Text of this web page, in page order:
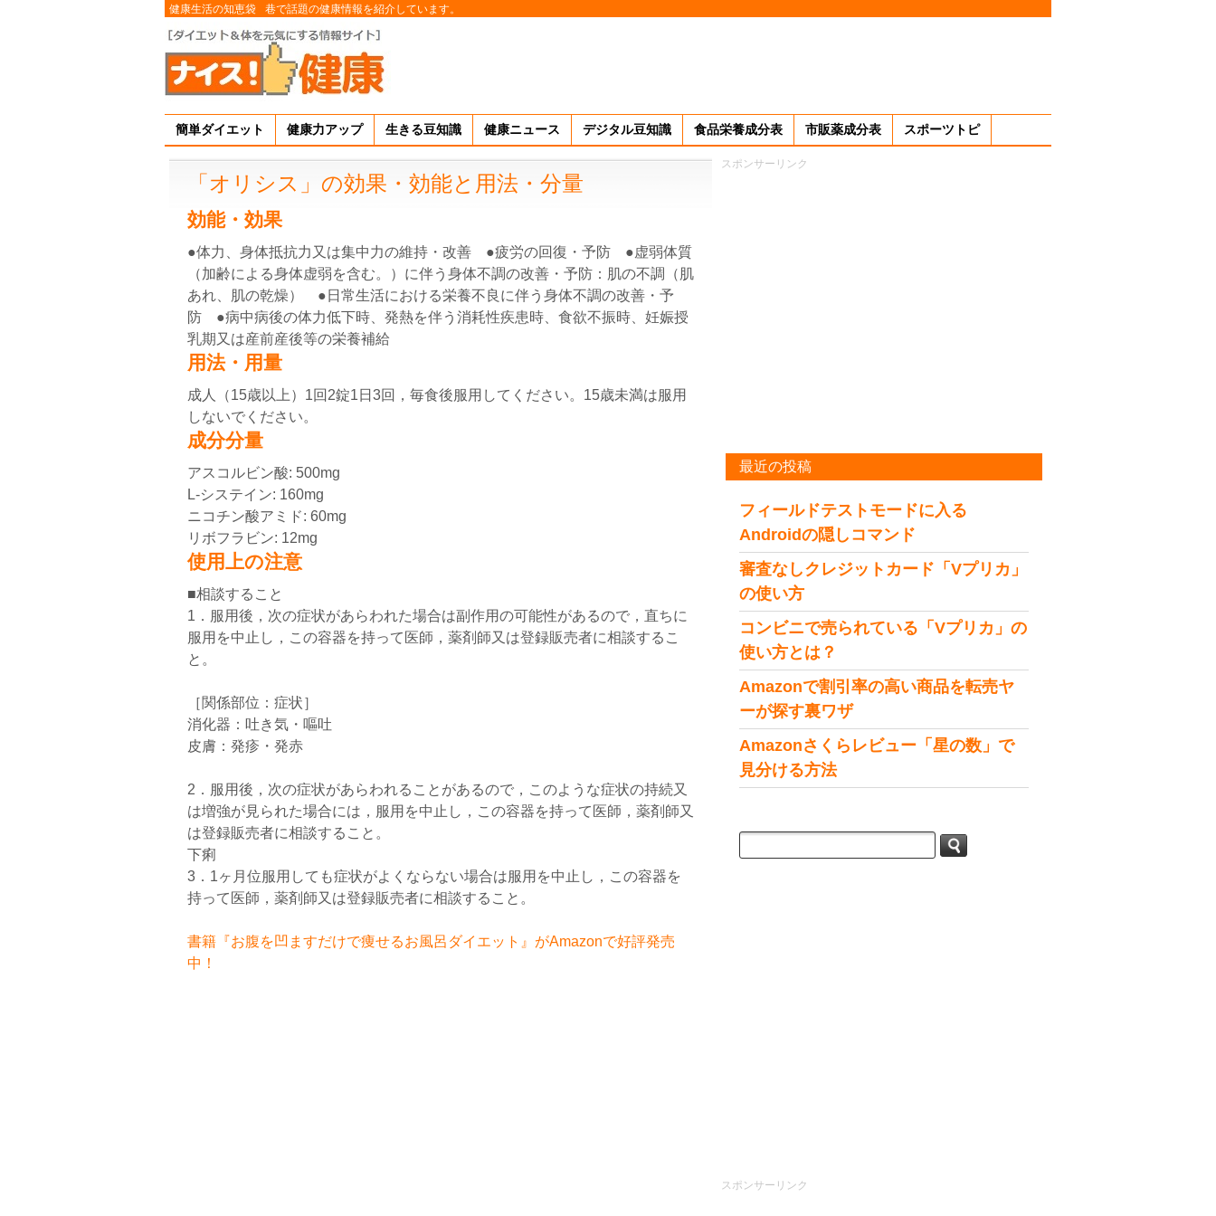
健康生活の知恵袋 巷で話題の健康情報を紹介しています。
簡単ダイエット 健康力アップ 生きる豆知識 健康ニュース デジタル豆知識 食品栄養成分表 市販薬成分表 スポーツトピ
「オリシス」の効果・効能と用法・分量
効能・効果
●体力、身体抵抗力又は集中力の維持・改善 ●疲労の回復・予防 ●虚弱体質
（加齢による身体虚弱を含む。）に伴う身体不調の改善・予防：肌の不調（肌
あれ、肌の乾燥） ●日常生活における栄養不良に伴う身体不調の改善・予
防 ●病中病後の体力低下時、発熱を伴う消耗性疾患時、食欲不振時、妊娠授
乳期又は産前産後等の栄養補給
用法・用量
成人（15歳以上）1回2錠1日3回，毎食後服用してください。15歳未満は服用
しないでください。
成分分量
アスコルビン酸: 500mg
L-システイン: 160mg
ニコチン酸アミド: 60mg
リボフラビン: 12mg
使用上の注意
■相談すること
1．服用後，次の症状があらわれた場合は副作用の可能性があるので，直ちに
服用を中止し，この容器を持って医師，薬剤師又は登録販売者に相談するこ
と。
［関係部位：症状］
消化器：吐き気・嘔吐
皮膚：発疹・発赤
2．服用後，次の症状があらわれることがあるので，このような症状の持続又
は増強が見られた場合には，服用を中止し，この容器を持って医師，薬剤師又
は登録販売者に相談すること。
下痢
3．1ヶ月位服用しても症状がよくならない場合は服用を中止し，この容器を
持って医師，薬剤師又は登録販売者に相談すること。
書籍『お腹を凹ますだけで痩せるお風呂ダイエット』がAmazonで好評発売
中！
スポンサーリンク
最近の投稿
フィールドテストモードに入る
Androidの隠しコマンド
審査なしクレジットカード「Vプリカ」
の使い方
コンビニで売られている「Vプリカ」の
使い方とは？
Amazonで割引率の高い商品を転売ヤ
ーが探す裏ワザ
Amazonさくらレビュー「星の数」で
見分ける方法
スポンサーリンク